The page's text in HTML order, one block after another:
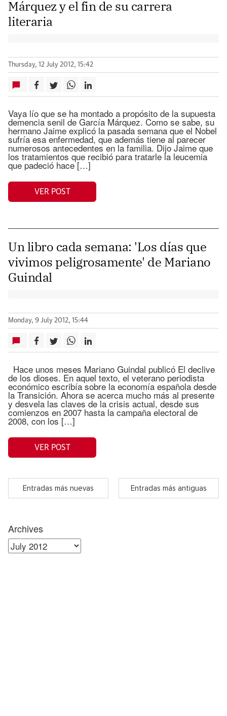
Márquez y el fin de su carrera
literaria
Thursday, 12 July 2012, 15:42
Vaya lío que se ha montado a propósito de la supuesta
demencia senil de García Márquez. Como se sabe, su
hermano Jaime explicó la pasada semana que el Nobel
sufría esa enfermedad, que además tiene al parecer
numerosos antecedentes en la familia. Dijo Jaime que
los tratamientos que recibió para tratarle la leucemia
que padeció hace […]
VER POST
Un libro cada semana: 'Los días que
vivimos peligrosamente' de Mariano
Guindal
Monday, 9 July 2012, 15:44
Hace unos meses Mariano Guindal publicó El declive
de los dioses. En aquel texto, el veterano periodista
económico escribía sobre la economía española desde
la Transición. Ahora se acerca mucho más al presente
y desvela las claves de la crisis actual, desde sus
comienzos en 2007 hasta la campaña electoral de
2008, con los […]
VER POST
Entradas más nuevas Entradas más antiguas
Archives
Archives